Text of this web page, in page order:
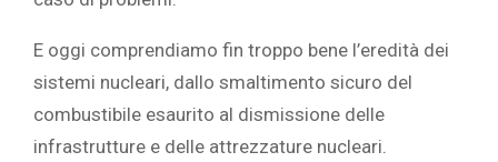
E oggi comprendiamo fin troppo bene l’eredità dei
sistemi nucleari, dallo smaltimento sicuro del
combustibile esaurito al dismissione delle
infrastrutture e delle attrezzature nucleari.